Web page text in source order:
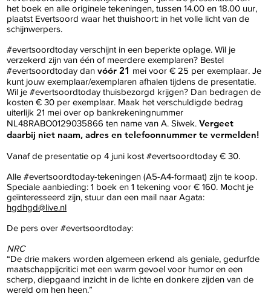
het boek en alle originele tekeningen, tussen 14.00 en 18.00 uur,
plaatst Evertsoord waar het thuishoort: in het volle licht van de
schijnwerpers.
#evertsoordtoday verschijnt in een beperkte oplage. Wil je
verzekerd zijn van één of meerdere exemplaren? Bestel
#evertsoordtoday danvóór 21 mei voor € 25 per exemplaar. Je
kunt jouw exemplaar/exemplaren afhalen tijdens de presentatie.
Wil je #evertsoordtoday thuisbezorgd krijgen? Dan bedragen de
kosten € 30 per exemplaar. Maak het verschuldigde bedrag
uiterlijk 21 mei over op bankrekeningnummer
NL48RABO0129035866 ten name van A. Siwek.Vergeet
daarbij niet naam, adres en telefoonnummer te vermelden!
Vanaf de presentatie op 4 juni kost #evertsoordtoday € 30.
Alle #evertsoordtoday-tekeningen (A5-A4-formaat) zijn te koop.
Speciale aanbieding: 1 boek en 1 tekening voor € 160. Mocht je
geïnteresseerd zijn, stuur dan een mail naar Agata:
hgdhgd@live.nl
De pers over #evertsoordtoday:
NRC
“De drie makers worden algemeen erkend als geniale, gedurfde
maatschappijcritici met een warm gevoel voor humor en een
scherp, diepgaand inzicht in de lichte en donkere zijden van de
wereld om hen heen.”